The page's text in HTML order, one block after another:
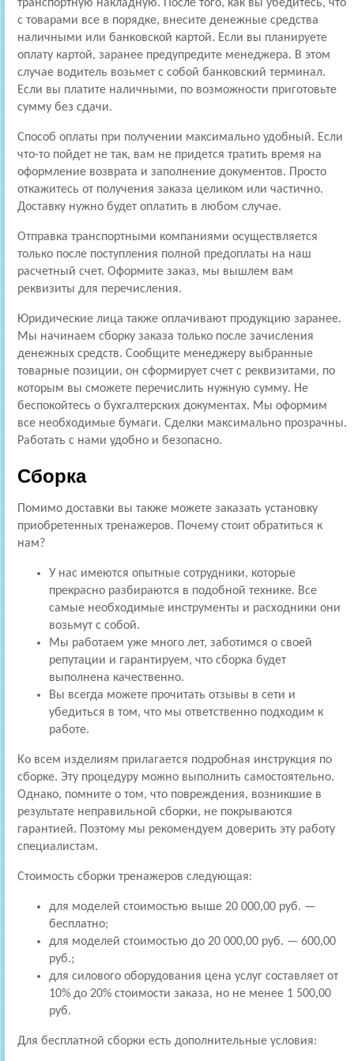
транспортную накладную. После того, как вы убедитесь, что
с товарами все в порядке, внесите денежные средства
наличными или банковской картой. Если вы планируете
оплату картой, заранее предупредите менеджера. В этом
случае водитель возьмет с собой банковский терминал.
Если вы платите наличными, по возможности приготовьте
сумму без сдачи.
Способ оплаты при получении максимально удобный. Если
что-то пойдет не так, вам не придется тратить время на
оформление возврата и заполнение документов. Просто
откажитесь от получения заказа целиком или частично.
Доставку нужно будет оплатить в любом случае.
Отправка транспортными компаниями осуществляется
только после поступления полной предоплаты на наш
расчетный счет. Оформите заказ, мы вышлем вам
реквизиты для перечисления.
Юридические лица также оплачивают продукцию заранее.
Мы начинаем сборку заказа только после зачисления
денежных средств. Сообщите менеджеру выбранные
товарные позиции, он сформирует счет с реквизитами, по
которым вы сможете перечислить нужную сумму. Не
беспокойтесь о бухгалтерских документах. Мы оформим
все необходимые бумаги. Сделки максимально прозрачны.
Работать с нами удобно и безопасно.
Сборка
Помимо доставки вы также можете заказать установку
приобретенных тренажеров. Почему стоит обратиться к
нам?
У нас имеются опытные сотрудники, которые
прекрасно разбираются в подобной технике. Все
самые необходимые инструменты и расходники они
возьмут с собой.
Мы работаем уже много лет, заботимся о своей
репутации и гарантируем, что сборка будет
выполнена качественно.
Вы всегда можете прочитать отзывы в сети и
убедиться в том, что мы ответственно подходим к
работе.
Ко всем изделиям прилагается подробная инструкция по
сборке. Эту процедуру можно выполнить самостоятельно.
Однако, помните о том, что повреждения, возникшие в
результате неправильной сборки, не покрываются
гарантией. Поэтому мы рекомендуем доверить эту работу
специалистам.
Стоимость сборки тренажеров следующая:
для моделей стоимостью выше 20 000,00 руб. —
бесплатно;
для моделей стоимостью до 20 000,00 руб. — 600,00
руб.;
для силового оборудования цена услуг составляет от
10% до 20% стоимости заказа, но не менее 1 500,00
руб.
Для бесплатной сборки есть дополнительные условия: